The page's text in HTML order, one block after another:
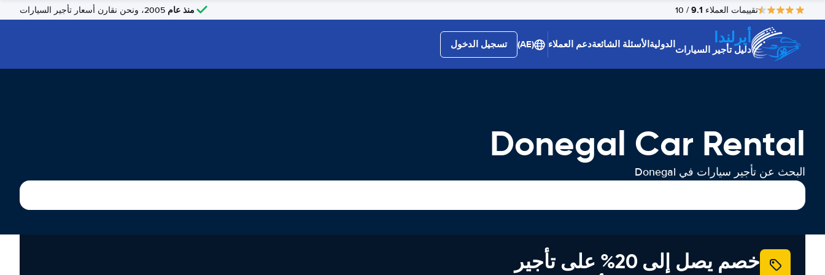
تقييمات العملاء 9.1
/ 10 منذ عام
أيرلندا
دليل تأجير السياراتالدوليةالأسئلة الشائعةدعم العملاء (AE) تسجيل الدخول
Donegal Car Rental
البحث عن تأجير سيارات في Donegal
خصم يصل إلى 20% على تأجير